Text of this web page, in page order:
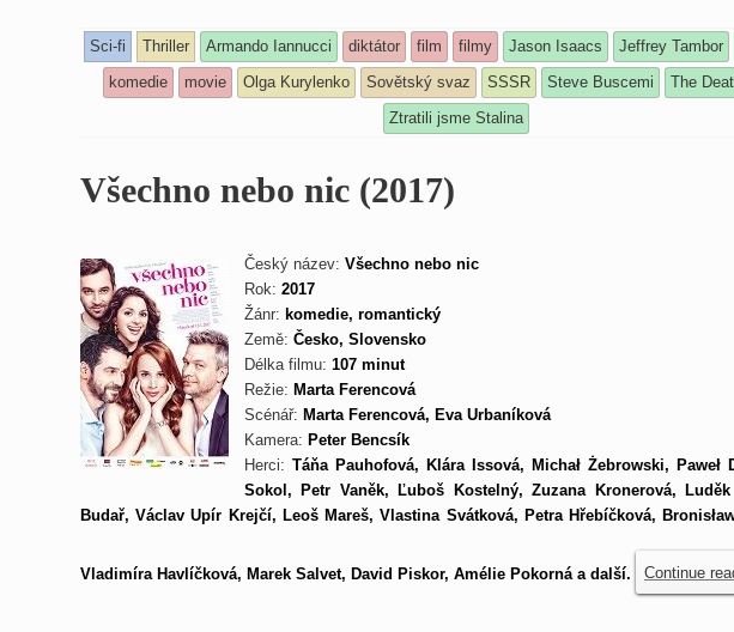
Sci-fi Thriller Armando Iannucci diktátor film filmy Jason Isaacs Jeffrey Tambor
komedie
movie Olga Kurylenko Sovětský svaz SSSR Steve Buscemi
The
Ztratili jsme Stalina
Všechno nebo nic (2017)
Český název: Všechno nebo nic
Rok: 2017
Žánr: komedie, romantický
Země: Česko, Slovensko
Délka filmu: 107 minut
Režie: Marta Ferencová
Scénář: Marta Ferencová, Eva Urbaníková
Kamera: Peter Bencsík
Herci:Táňa Pauhofová, Klára Issová, Michał Żebrowski, Paweł
Sokol, Petr Vaněk, Ľuboš Kostelný, Zuzana Kronerová,
Budař, Václav Upír Krejčí, Leoš Mareš, Vlastina Svátková, Petra Hřebíčková,
Vladimíra Havlíčková, Marek Salvet, David Piskor, Amélie Pokorná a další. Continue